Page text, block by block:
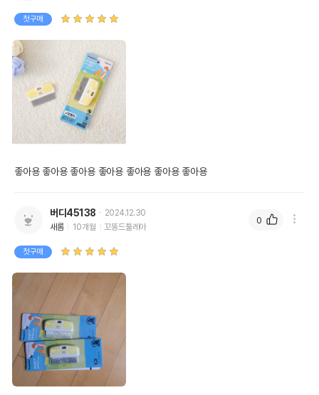
첫구매
좋아용 좋아용 좋아용 좋아용 좋아용 좋아용 좋아용
버디45138
2024.12.30
새롬
10개월 꼬똥드툴레아
첫구매
0